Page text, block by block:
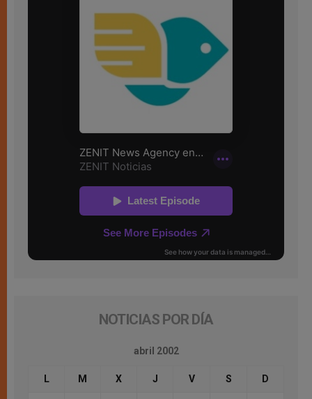
NOTICIAS POR DÍA
abril 2002
L M X J V S D